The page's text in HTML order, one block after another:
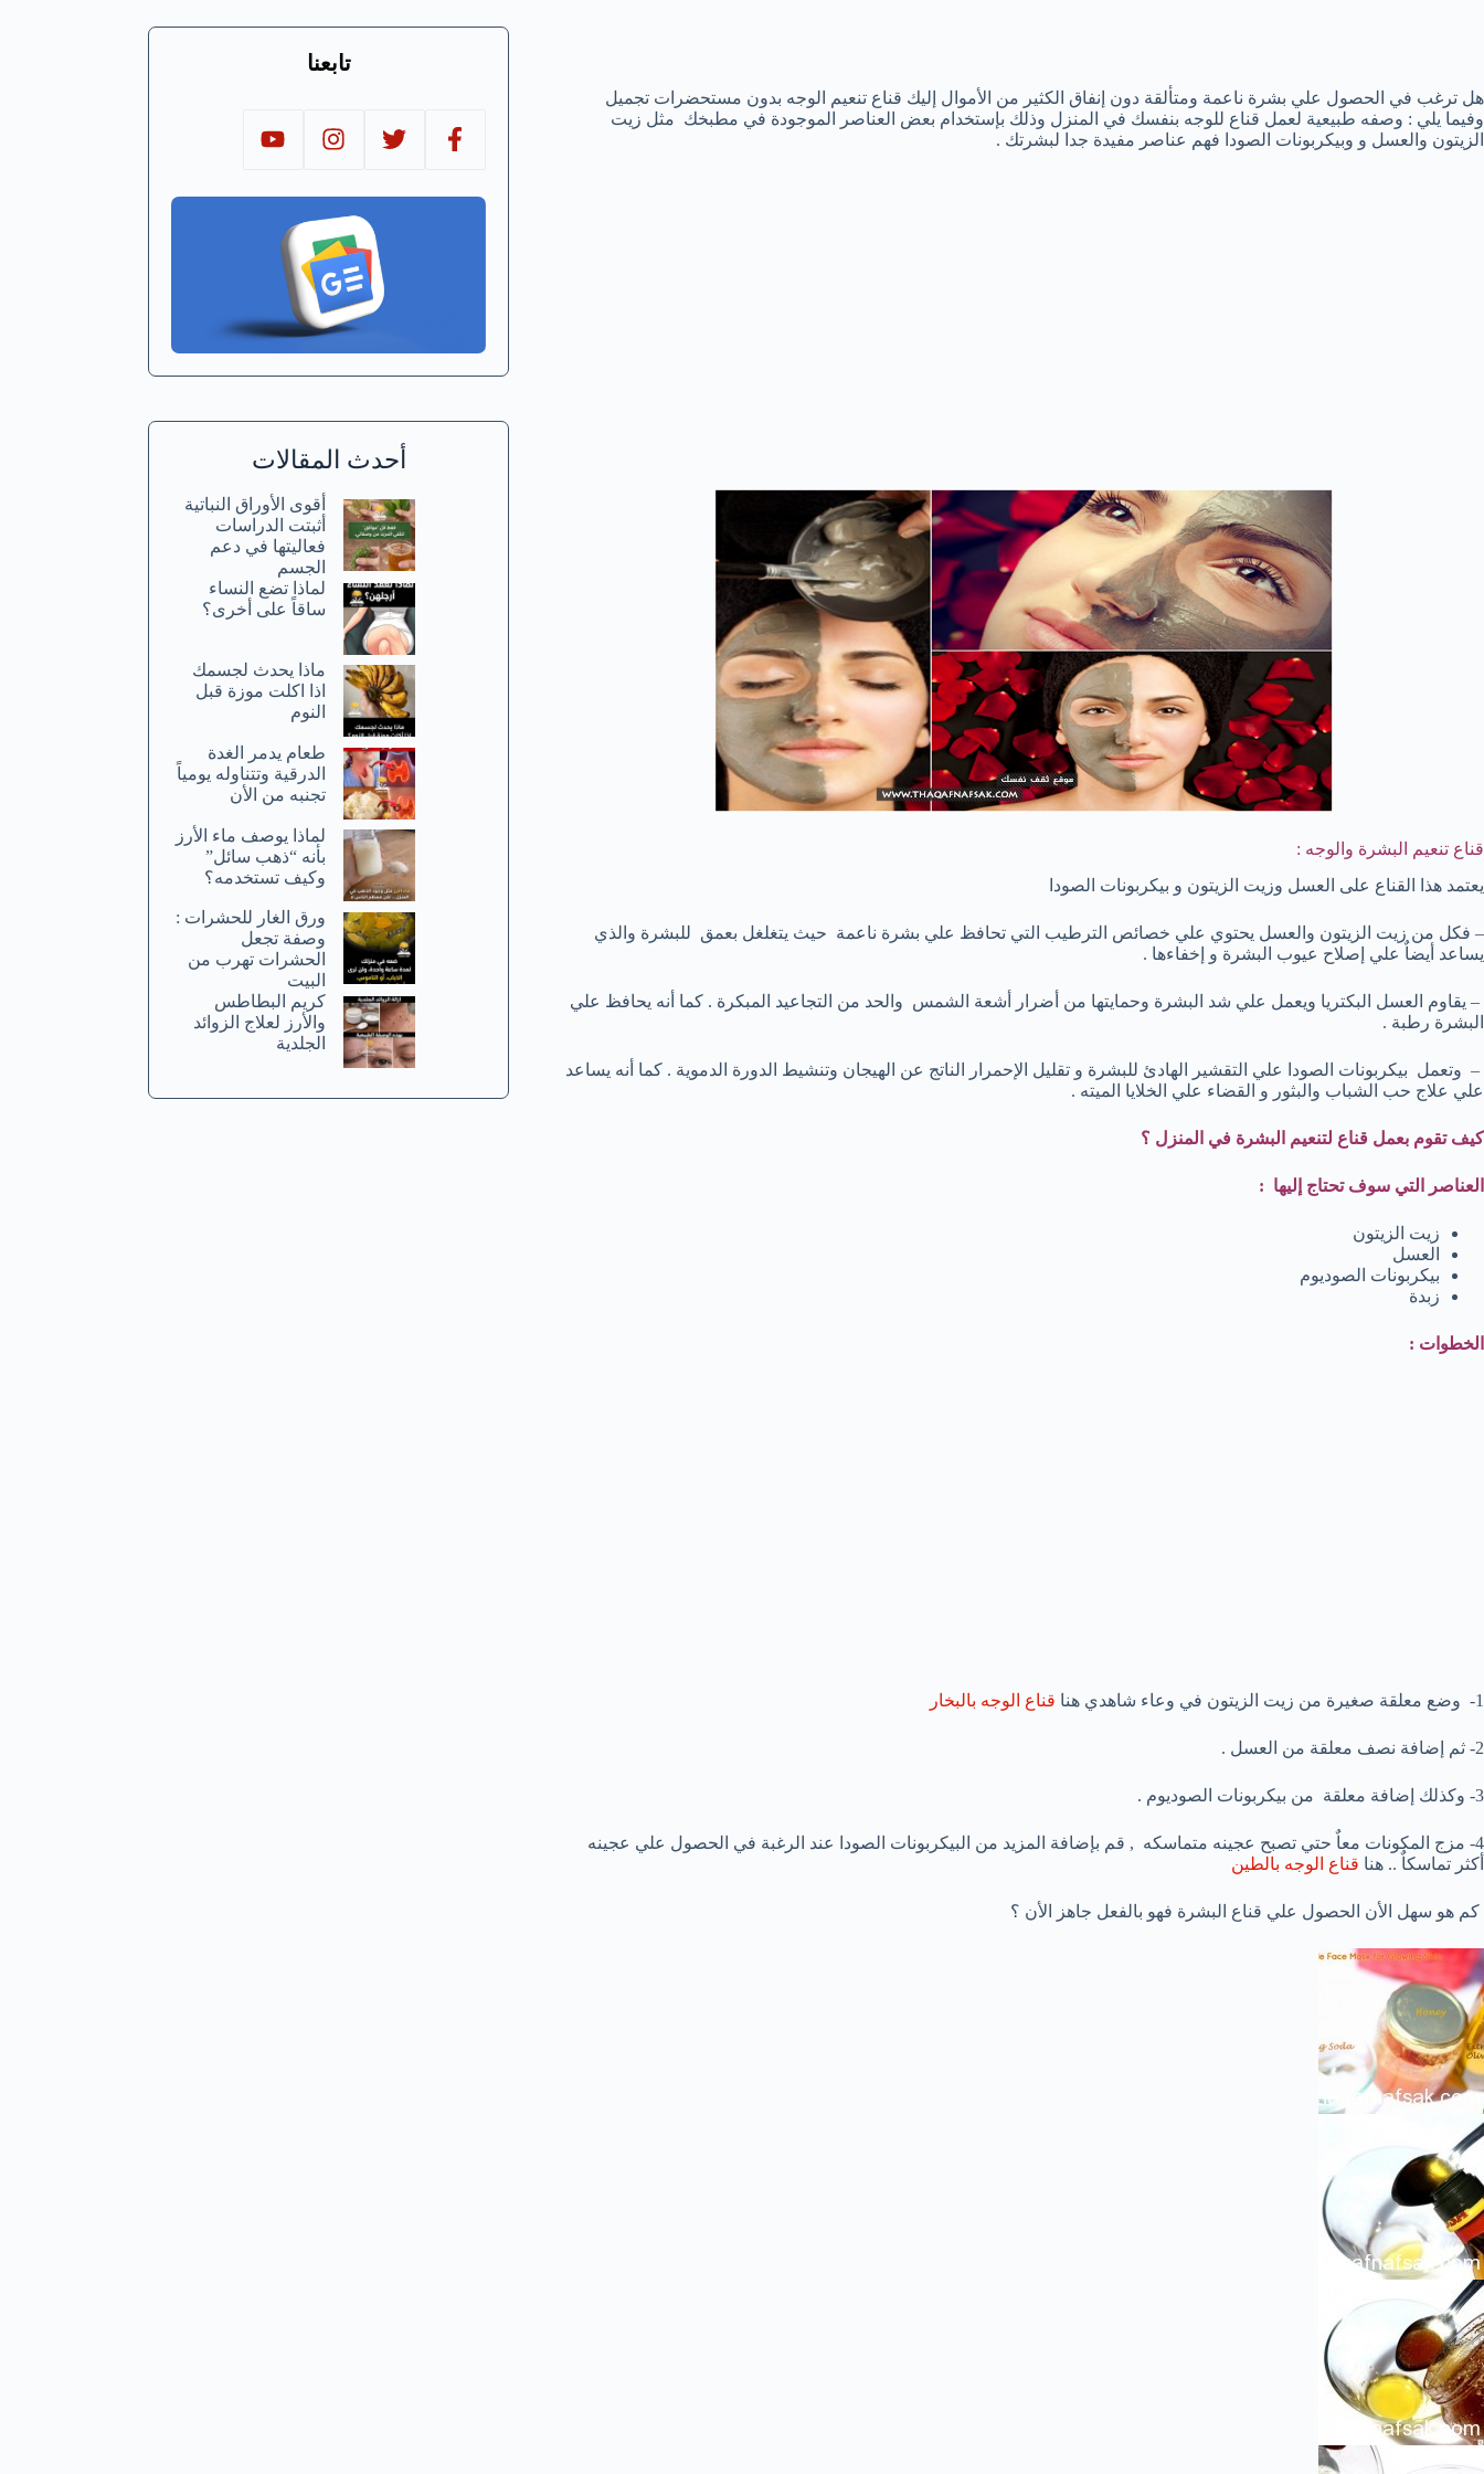
هل ترغب في الحصول علي بشرة ناعمة ومتألقة دون إنفاق الكثير من الأموال إليك قناع تنعيم الوجه بدون مستحضرات تجميل
وفيما يلي : وصفه طبيعية لعمل قناع للوجه بنفسك في المنزل وذلك بإستخدام بعض العناصر الموجودة في مطبخك مثل زيت
الزيتون والعسل و وبيكربونات الصودا فهم عناصر مفيدة جدا لبشرتك .
قناع تنعيم البشرة والوجه :
يعتمد هذا القناع على العسل وزيت الزيتون و بيكربونات الصودا
– فكل من زيت الزيتون والعسل يحتوي علي خصائص الترطيب التي تحافظ علي بشرة ناعمة حيث يتغلغل بعمق للبشرة والذي
يساعد أيضاٌ علي إصلاح عيوب البشرة و إخفاءها .
– يقاوم العسل البكتريا ويعمل علي شد البشرة وحمايتها من أضرار أشعة الشمس والحد من التجاعيد المبكرة . كما أنه يحافظ علي
البشرة رطبة .
– وتعمل بيكربونات الصودا علي التقشير الهادئ للبشرة و تقليل الإحمرار الناتج عن الهيجان وتنشيط الدورة الدموية . كما أنه يساعد
علي علاج حب الشباب والبثور و القضاء علي الخلايا الميته .
كيف تقوم بعمل قناع لتنعيم البشرة في المنزل ؟
العناصر التي سوف تحتاج إليها :
زيت الزيتون
العسل
بيكربونات الصوديوم
زبدة
الخطوات :
1- وضع معلقة صغيرة من زيت الزيتون في وعاء شاهدي هنا قناع الوجه بالبخار
2- ثم إضافة نصف معلقة من العسل .
3- وكذلك إضافة معلقة من بيكربونات الصوديوم .
4- مزج المكونات معاٌ حتي تصبح عجينه متماسكه , قم بإضافة المزيد من البيكربونات الصودا عند الرغبة في الحصول علي عجينه
أكثر تماسكاٌ .. هنا قناع الوجه بالطين
كم هو سهل الأن الحصول علي قناع البشرة فهو بالفعل جاهز الأن ؟
تابعنا
أحدث المقالات
أقوى الأوراق النباتية
أثبتت الدراسات
فعاليتها في دعم
الجسم
لماذا تضع النساء
ساقاً على أخرى؟
ماذا يحدث لجسمك
اذا اكلت موزة قبل
النوم
طعام يدمر الغدة
الدرقية وتتناوله يومياً
تجنبه من الأن
لماذا يوصف ماء الأرز
بأنه “ذهب سائل”
وكيف تستخدمه؟
ورق الغار للحشرات :
وصفة تجعل
الحشرات تهرب من
البيت
كريم البطاطس
والأرز لعلاج الزوائد
الجلدية